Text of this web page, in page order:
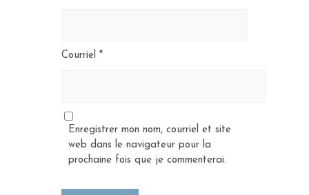
Courriel *
Enregistrer mon nom, courriel et site
web dans le navigateur pour la
prochaine fois que je commenterai.